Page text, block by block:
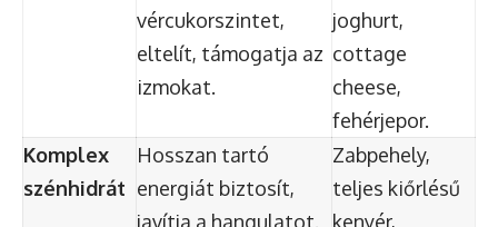
vércukorszintet,
eltelít, támogatja az
izmokat.
joghurt,
cottage
cheese,
fehérjepor.
Komplex
szénhidrát
Hosszan tartó
energiát biztosít,
javítja a hangulatot.
Zabpehely,
teljes kiőrlésű
kenyér,